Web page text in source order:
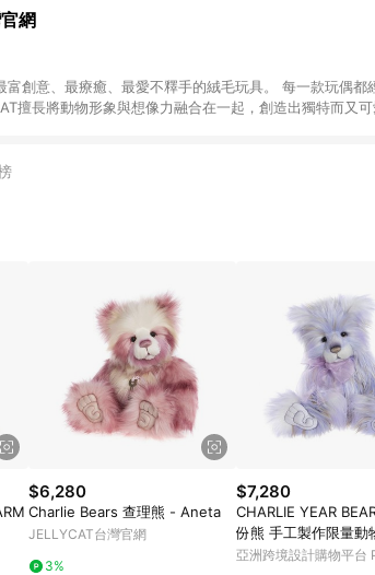
網
最愛不釋手的絨毛玩具。 每一款玩偶都經過精心設計，充滿著獨特的
擅長將動物形象與想像力融合在一起，創造出獨特而又
$6,280
Charlie Bears 查理熊 - Aneta
JELLYCAT台灣官網
3%
$7,280
CHARLIE YEAR
份熊 手工製作限量動
限量
亞洲跨境設計購物平台